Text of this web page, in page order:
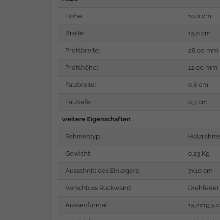
Höhe: 10,0 cm
Breite: 15,0 cm
Profilbreite: 28,00 mm
Profilhöhe: 12,00 mm
Falzbreite: 0,6 cm
Falztiefe: 0,7 cm
weitere Eigenschaften
Rahmentyp:
Gewicht: 0,23 Kg
Ausschnitt des Einlegers: 7x10 cm
Verschluss Rückwand: Drehfeder
Aussenformat: 15,2x19,5